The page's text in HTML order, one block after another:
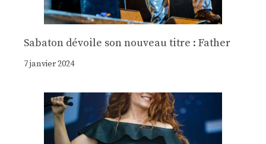
Sabaton dévoile son nouveau titre : Father
7 janvier 2024